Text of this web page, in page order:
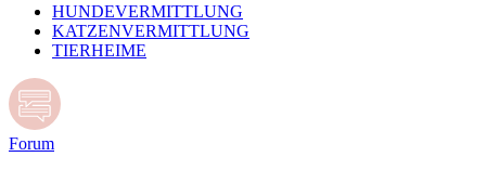
HUNDEVERMITTLUNG
KATZENVERMITTLUNG
TIERHEIME
Forum